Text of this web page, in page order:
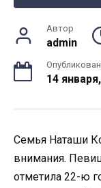
Автор
admin
14
Семья Наташи
внимания.
отметила 22-ю